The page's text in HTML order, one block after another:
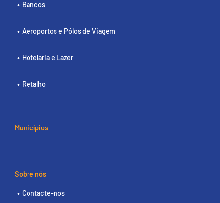
Bancos
Aeroportos e Pólos de Viagem
Hotelaria e Lazer
Retalho
Municípios
Sobre nós
Contacte-nos